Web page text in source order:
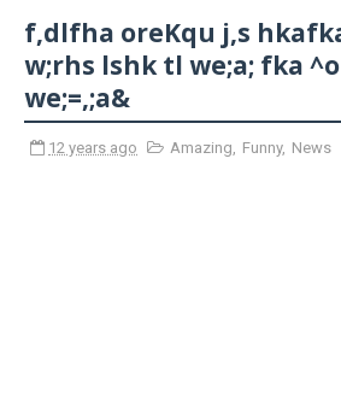
f,dlfha oreKqu j,s
w;rhs lshk tl we;a; fka
we;=,;a&
12 years ago Amazing Funny, News